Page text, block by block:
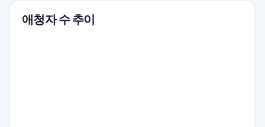
애청자 수 추이